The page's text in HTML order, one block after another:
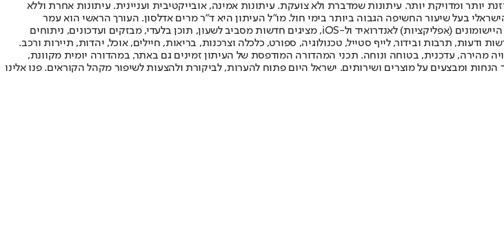
יותר ומדויקת יותר. עיתונות שמדברת ולא צועקת. עיתונות אמינה, אובייקטיבית ועניינית. עיתונות אחרת וללא
ב-30 ביולי 2007, וב-2010 הפך "ישראל היום" לעיתון הישראלי בעל שיעור החשיפה הגבוה ביותר בימי חול. מו"ל העיתון היא ד"ר מרים אדלסון. העורך הראשי הוא עמר
לחמנוביץ, והעורך המייסד הוא עמוס רגב. אתרי האינטרנט של "ישראל היום" בעברית ובאנגלית, כמו כן היישומונים (אפליקציות) לאנדרואיד ול-iOS, מציגים חדשות מסביב לשעון, תוכן בלעדי, מבזקים ועדכונים, ניתוחים
ודעות, תרבות ובידור, לייף סטייל, טכנולוגיה, ספורט, כלכלה וצרכנות, בריאות, חיילים, אוכל, יהדות, תיירות ורכב.
מהירה, עדכנית, בטוחה ונוחה. תכני המהדורה המודפסת של העיתון זמינים גם באתר, במהדורה יומית מקוונת,
ומבצעים על מוצרים ושירותים. ישראל היום פתוח להערות, לביקורת ולהצעות לשיפור מקהל הקוראים. פנו אלינו